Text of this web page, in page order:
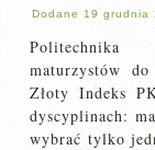
Dodane 19 grudnia
Politechnika
maturzystów
Złoty Indeks
dyscyplinach:
wybrać tylko